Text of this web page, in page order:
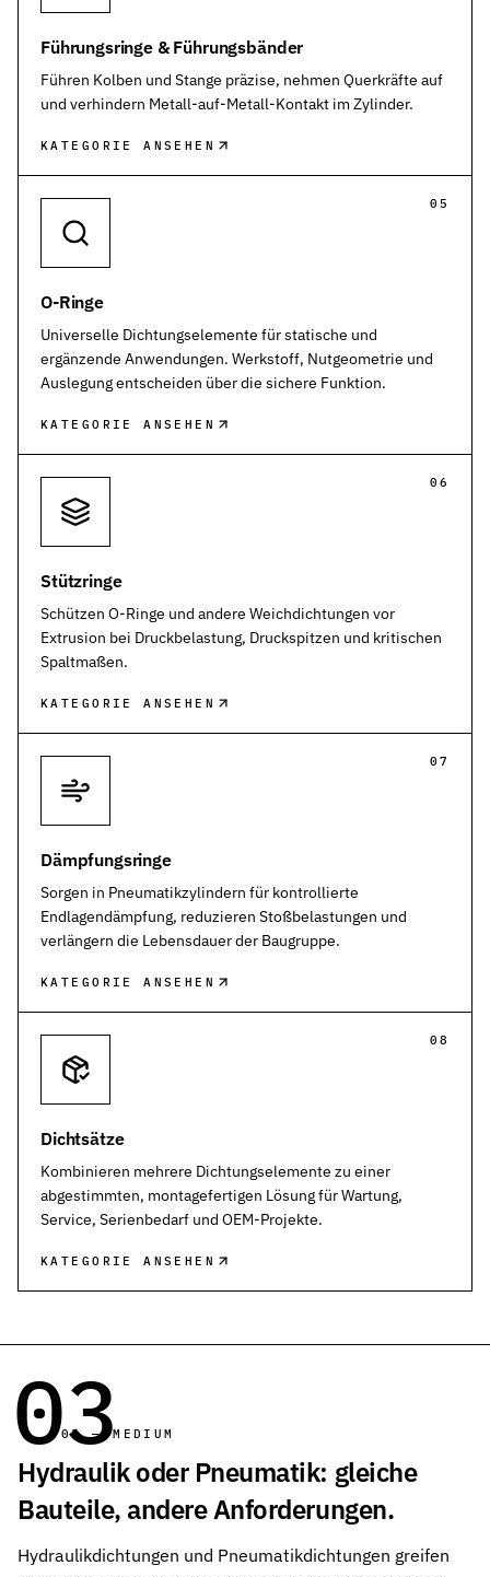
Führungsringe & Führungsbänder
Führen Kolben und Stange präzise, nehmen Querkräfte auf
und verhindern Metall-auf-Metall-Kontakt im Zylinder.
KATEGORIE ANSEHEN
05
O-Ringe
Universelle Dichtungselemente für statische und
ergänzende Anwendungen. Werkstoff, Nutgeometrie und
Auslegung entscheiden über die sichere Funktion.
KATEGORIE ANSEHEN
06
Stützringe
Schützen O-Ringe und andere Weichdichtungen vor
Extrusion bei Druckbelastung, Druckspitzen und kritischen
Spaltmaßen.
KATEGORIE ANSEHEN
07
Dämpfungsringe
Sorgen in Pneumatikzylindern für kontrollierte
Endlagendämpfung, reduzieren Stoßbelastungen und
verlängern die Lebensdauer der Baugruppe.
KATEGORIE ANSEHEN
08
Dichtsätze
Kombinieren mehrere Dichtungselemente zu einer
abgestimmten, montagefertigen Lösung für Wartung,
Service, Serienbedarf und OEM-Projekte.
KATEGORIE ANSEHEN
03
03 — MEDIUM
Hydraulik oder Pneumatik: gleiche
Bauteile, andere Anforderungen.
Hydraulikdichtungen und Pneumatikdichtungen greifen